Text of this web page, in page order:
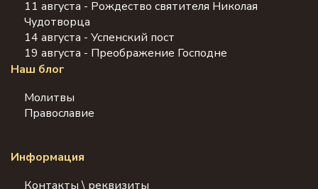
11 августа - Рождество святителя Николая
Чудотворца
14 августа - Успенский пост
19 августа - Преображение Господне
Наш блог
Молитвы
Православие
Информация
Контакты \ реквизиты